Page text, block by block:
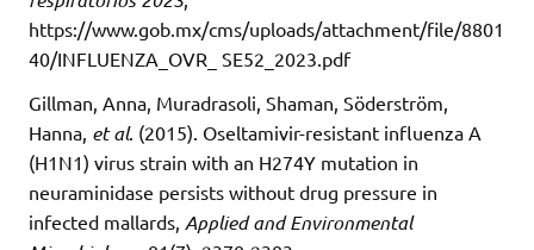
https://www.gob.mx/cms/uploads/attachment/file/8801
40/INFLUENZA_OVR_ SE52_2023.pdf
Gillman, Anna, Muradrasoli, Shaman, Söderström,
Hanna, et al. (2015). Oseltamivir-resistant influenza A
(H1N1) virus strain with an H274Y mutation in
neuraminidase persists without drug pressure in
infected mallards, Applied and Environmental